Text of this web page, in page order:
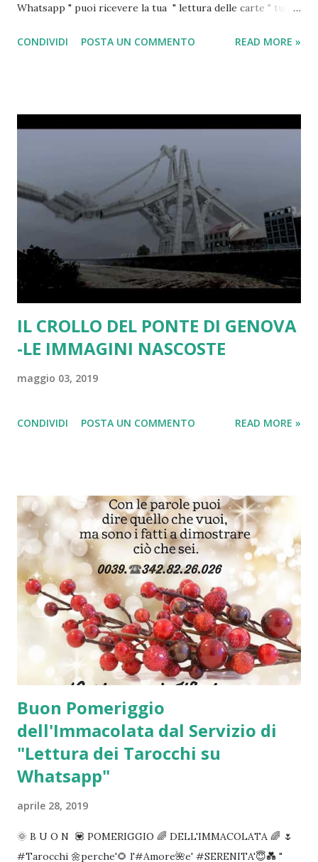
Whatsapp " puoi ricevere la tua " lettura delle carte " tutti i
E' un servizio riservato ad un pubblico adulto ed è
gestore telefonico mobile non italiano
CONDIVIDI POSTA UN COMMENTO READ MORE »
IL CROLLO DEL PONTE DI GENOVA
-LE IMMAGINI NASCOSTE
maggio 03, 2019
CONDIVIDI POSTA UN COMMENTO READ MORE »
Buon Pomeriggio
dell'Immacolata dal Servizio di
"Lettura dei Tarocchi su
Whatsapp"
aprile 28, 2019
🌞 B U O N 💟 POMERIGGIO 🌈 DELL'IMMACOLATA 🌈 🌷
#Tarocchi 🌼perche'🌻 l'#Amore🌺e' #SERENITA'😇💑 "